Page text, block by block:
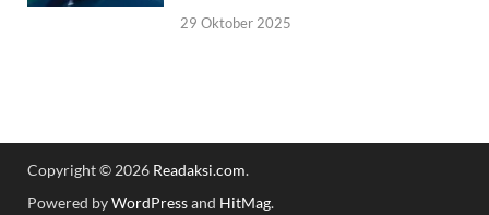
29 Oktober 2025
Copyright © 2026 Readaksi.com.
Powered byWordPressand HitMag.